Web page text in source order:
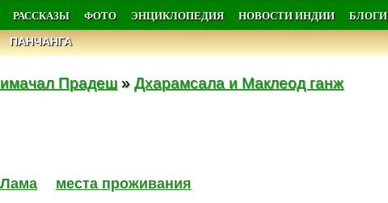
РАССКАЗЫ ФОТО ЭНЦИКЛОПЕДИЯ НОВОСТИ ИНДИИ БЛОГИ
ПАНЧАНГА
Прадеш »Дхарамсала и Маклеод ганж
места проживания